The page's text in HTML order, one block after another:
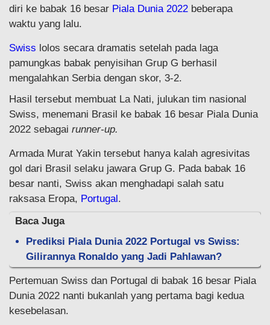
diri ke babak 16 besar Piala Dunia 2022 beberapa
waktu yang lalu.
Swiss lolos secara dramatis setelah pada laga
pamungkas babak penyisihan Grup G berhasil
mengalahkan Serbia dengan skor, 3-2.
Hasil tersebut membuat La Nati, julukan tim nasional
Swiss, menemani Brasil ke babak 16 besar Piala Dunia
2022 sebagai runner-up.
Armada Murat Yakin tersebut hanya kalah agresivitas
gol dari Brasil selaku jawara Grup G. Pada babak 16
besar nanti, Swiss akan menghadapi salah satu
raksasa Eropa, Portugal.
Baca Juga
Prediksi Piala Dunia 2022 Portugal vs Swiss:
Gilirannya Ronaldo yang Jadi Pahlawan?
Pertemuan Swiss dan Portugal di babak 16 besar Piala
Dunia 2022 nanti bukanlah yang pertama bagi kedua
kesebelasan.